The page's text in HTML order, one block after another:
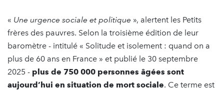
« Une urgence sociale et politique », alertent les Petits
frères des pauvres. Selon la troisième édition de leur
baromètre - intitulé « Solitude et isolement : quand on a
plus de 60 ans en France » et publié le 30 septembre
2025 - plus de 750 000 personnes âgées sont
aujourd’hui en situation de mort sociale. Ce terme est